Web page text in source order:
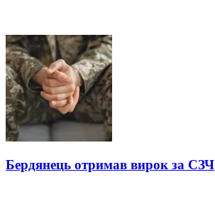
Бердянець отримав вирок за СЗЧ